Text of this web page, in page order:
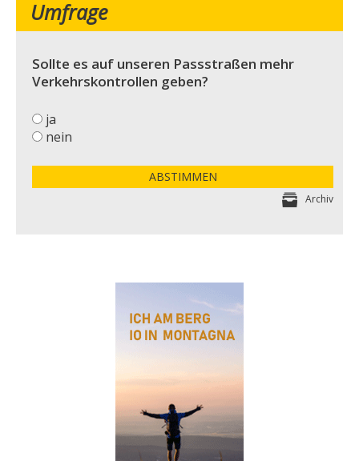
Umfrage
Sollte es auf unseren Passstraßen mehr
Verkehrskontrollen geben?
ja
nein
ABSTIMMEN
Archiv